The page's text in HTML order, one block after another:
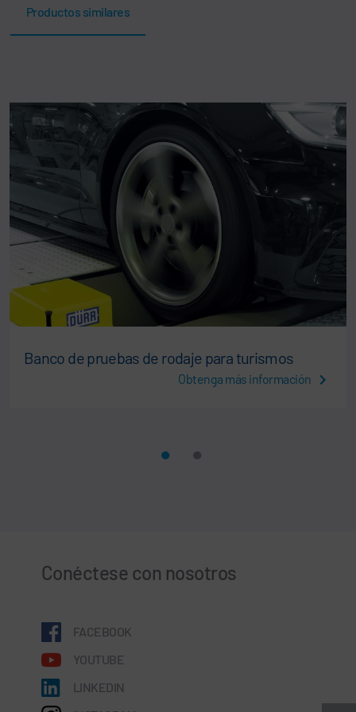
Productos similares
Banco de pruebas de rodaje para turismos
Obtenga más información
Conéctese con nosotros
FACEBOOK
YOUTUBE
LINKEDIN